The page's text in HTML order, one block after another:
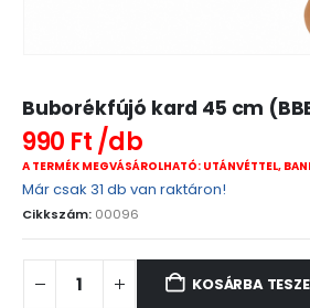
Buborékfújó kard 45 cm
990 Ft
A TERMÉK MEGVÁSÁROLHATÓ: UTÁNVÉTTEL,
Már csak 31 db van raktáron!
Cikkszám: 00096
KOSÁRBA